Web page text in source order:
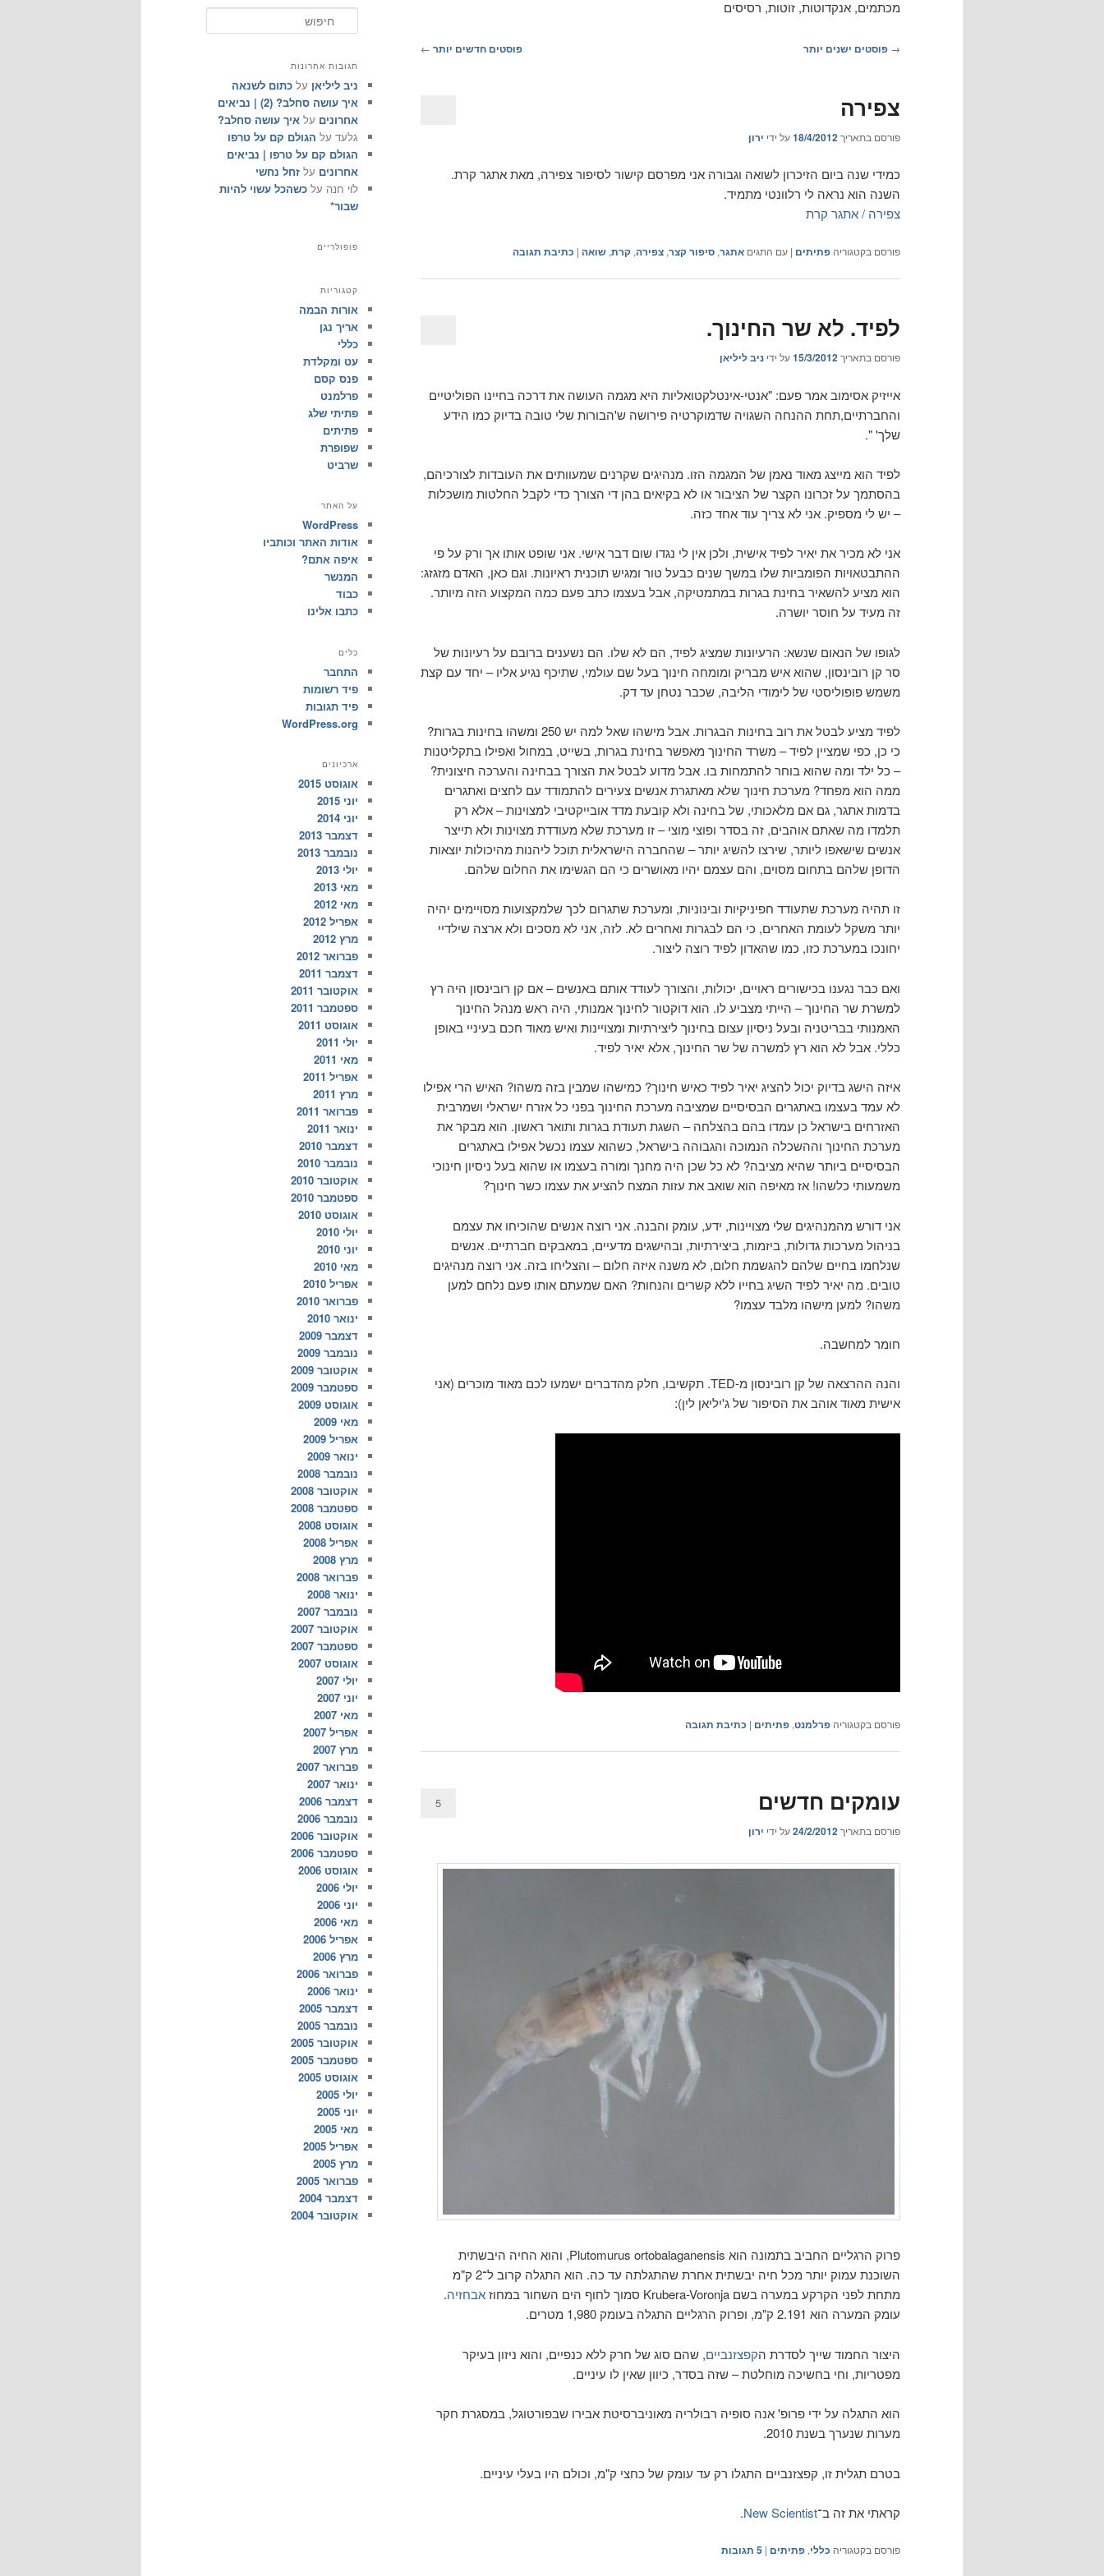
מכתמים, אנקדוטות, זוטות, רסיסים
ניווט
→ פוסטים ישנים יותר פוסטים חדשים יותר ←
צפירה
פורסם בתאריך18/4/2012על ידי ירון
כמידי שנה ביום הזיכרון לשואה וגבורה אני מפרסם קישור לסיפור צפירה, מאת אתגר קרת.
השנה הוא נראה לי רלוונטי מתמיד.
צפירה / אתגר קרת
פורסם בקטגוריה פתיתים | עם התגים אתגר, סיפור קצר, צפירה, קרת, שואה | כתיבת תגובה
לפיד. לא שר החינוך.
פורסם בתאריך15/3/2012על ידי ניב ליליאן
אייזיק אסימוב אמר פעם: "אנטי-אינטלקטואליות היא מגמה העושה את דרכה בחיינו הפוליטיים
והחברתיים,תחת ההנחה השגויה שדמוקרטיה פירושה ש'הבורות שלי טובה בדיוק כמו הידע
שלך' ".
לפיד הוא מייצג מאוד נאמן של המגמה הזו. מנהיגים שקרנים שמעוותים את העובדות לצורכיהם,
בהסתמך על זכרונו הקצר של הציבור או לא בקיאים בהן די הצורך כדי לקבל החלטות מושכלות
– יש לי מספיק. אני לא צריך עוד אחד כזה.
אני לא מכיר את יאיר לפיד אישית, ולכן אין לי נגדו שום דבר אישי. אני שופט אותו אך ורק על פי
ההתבטאויות הפומביות שלו במשך שנים כבעל טור ומגיש תוכנית ראיונות. וגם כאן, האדם מזגזג:
הוא מציע להשאיר בחינת בגרות במתמטיקה, אבל בעצמו כתב פעם כמה המקצוע הזה מיותר.
זה מעיד על חוסר יושרה.
לגופו של הנאום שנשא: הרעיונות שמציג לפיד, הם לא שלו. הם נשענים ברובם על רעיונות של
סר קן רובינסון, שהוא איש מבריק ומומחה חינוך בעל שם עולמי, שתיכף נגיע אליו – יחד עם קצת
משמש פופוליסטי של לימודי הליבה, שכבר נטחן עד דק.
לפיד מציע לבטל את רוב בחינות הבגרות. אבל מישהו שאל למה יש 250 ומשהו בחינות בגרות?
כי כן, כפי שמציין לפיד – משרד החינוך מאפשר בחינת בגרות, בשייט, במחול ואפילו בתקליטנות
– כל ילד ומה שהוא בוחר להתמחות בו. אבל מדוע לבטל את הצורך בבחינה והערכה חיצונית?
ממה הוא מפחד? מערכת חינוך שלא מאתגרת אנשים צעירים להתמודד עם לחצים ואתגרים
בדמות אתגר, גם אם מלאכותי, של בחינה ולא קובעת מדד אובייקטיבי למצוינות – אלא רק
תלמדו מה שאתם אוהבים, זה בסדר ופוצי מוצי – זו מערכת שלא מעודדת מצוינות ולא תייצר
אנשים שישאפו ליותר, שירצו להשיג יותר – שהחברה הישראלית תוכל ליהנות מהיכולות יוצאות
הדופן שלהם בתחום מסוים, והם עצמם יהיו מאושרים כי הם הגשימו את החלום שלהם.
זו תהיה מערכת שתעודד חפיניקיות ובינוניות, ומערכת שתגרום לכך שלמקצועות מסויימים יהיה
יותר משקל לעומת האחרים, כי הם לבגרות ואחרים לא. לזה, אני לא מסכים ולא ארצה שילדיי
יחונכו במערכת כזו, כמו שהאדון לפיד רוצה ליצור.
ואם כבר נגענו בכישורים ראויים, יכולות, והצורך לעודד אותם באנשים – אם קן רובינסון היה רץ
למשרת שר החינוך – הייתי מצביע לו. הוא דוקטור לחינוך אמנותי, היה ראש מנהל החינוך
האמנותי בבריטניה ובעל ניסיון עצום בחינוך ליצירתיות ומצויינות ואיש מאוד חכם בעיניי באופן
כללי. אבל לא הוא רץ למשרה של שר החינוך, אלא יאיר לפיד.
איזה הישג בדיוק יכול להציג יאיר לפיד כאיש חינוך? כמישהו שמבין בזה משהו? האיש הרי אפילו
לא עמד בעצמו באתגרים הבסיסיים שמציבה מערכת החינוך בפני כל אזרח ישראלי ושמרבית
האזרחים בישראל כן עמדו בהם בהצלחה – השגת תעודת בגרות ותואר ראשון. הוא מבקר את
מערכת החינוך וההשכלה הנמוכה והגבוהה בישראל, כשהוא עצמו נכשל אפילו באתגרים
הבסיסיים ביותר שהיא מציבה? לא כל שכן היה מחנך ומורה בעצמו או שהוא בעל ניסיון חינוכי
משמעותי כלשהו! אז מאיפה הוא שואב את עזות המצח להציע את עצמו כשר חינוך?
אני דורש מהמנהיגים שלי מצויינות, ידע, עומק והבנה. אני רוצה אנשים שהוכיחו את עצמם
בניהול מערכות גדולות, ביזמות, ביצירתיות, ובהישגים מדעיים, במאבקים חברתיים. אנשים
שנלחמו בחיים שלהם להגשמת חלום, לא משנה איזה חלום – והצליחו בזה. אני רוצה מנהיגים
טובים. מה יאיר לפיד השיג בחייו ללא קשרים והנחות? האם שמעתם אותו פעם נלחם למען
משהו? למען מישהו מלבד עצמו?
חומר למחשבה.
והנה ההרצאה של קן רובינסון מ-TED. תקשיבו, חלק מהדברים ישמעו לכם מאוד מוכרים (אני
אישית מאוד אוהב את הסיפור של ג'יליאן לין):
פורסם בקטגוריה פרלמנט, פתיתים | כתיבת תגובה
עומקים חדשים
פורסם בתאריך24/2/2012על ידי ירון
5
פרוק הרגליים החביב בתמונה הוא Plutomurus ortobalaganensis, והוא החיה היבשתית
השוכנת עמוק יותר מכל חיה יבשתית אחרת שהתגלתה עד כה. הוא התגלה קרוב ל־2 ק"מ
מתחת לפני הקרקע במערה בשם Krubera-Voronja סמוך לחוף הים השחור במחוז
אבחזיה.
עומק המערה הוא 2.191 ק"מ, ופרוק הרגליים התגלה בעומק 1,980 מטרים.
היצור החמוד שייך לסדרת הקפצזנביים, שהם סוג של חרק ללא כנפיים, והוא ניזון בעיקר
מפטריות, וחי בחשיכה מוחלטת – שזה בסדר, כיוון שאין לו עיניים.
הוא התגלה על ידי פרופ' אנה סופיה רבולריה מאוניברסיטת אבירו שבפורטוגל, במסגרת חקר
מערות שנערך בשנת 2010.
בטרם תגלית זו, קפצזנביים התגלו רק עד עומק של כחצי ק"מ, וכולם היו בעלי עיניים.
קראתי את זה ב־New Scientist
.
פורסם בקטגוריה כללי, פתיתים |
5 תגובות
י
ותגובות אחרונות
ניב ליליאן על כתום לשנאה
איך עושה סחלב? (2) | נביאים
אחרונים על איך עושה סחלב?
גלעד על הגולם קם על טרפו
הגולם קם על טרפו | נביאים
אחרונים על זחל נחשי
לוי חנה על כשהכל עשוי להיות
שבור*
פופולריים
קטגוריות
אורות הבמה
אריך נגן
כללי
עט ומקלדת
פנס קסם
פרלמנט
פתיתי שלג
פתיתים
שפופרת
שרביט
על האתר
WordPress
אודות האתר וכותביו
איפה אתם?
המנשר
כבוד
כתבו אלינו
כלים
התחבר
פיד רשומות
פיד תגובות
WordPress.org
ארכיונים
אוגוסט 2015
יוני 2015
יוני 2014
דצמבר 2013
נובמבר 2013
יולי 2013
מאי 2013
מאי 2012
אפריל 2012
מרץ 2012
פברואר 2012
דצמבר 2011
אוקטובר 2011
ספטמבר 2011
אוגוסט 2011
יולי 2011
מאי 2011
אפריל 2011
מרץ 2011
פברואר 2011
ינואר 2011
דצמבר 2010
נובמבר 2010
אוקטובר 2010
ספטמבר 2010
אוגוסט 2010
יולי 2010
יוני 2010
מאי 2010
אפריל 2010
פברואר 2010
ינואר 2010
דצמבר 2009
נובמבר 2009
אוקטובר 2009
ספטמבר 2009
אוגוסט 2009
מאי 2009
אפריל 2009
ינואר 2009
נובמבר 2008
אוקטובר 2008
ספטמבר 2008
אוגוסט 2008
אפריל 2008
מרץ 2008
פברואר 2008
ינואר 2008
נובמבר 2007
אוקטובר 2007
ספטמבר 2007
אוגוסט 2007
יולי 2007
יוני 2007
מאי 2007
אפריל 2007
מרץ 2007
פברואר 2007
ינואר 2007
דצמבר 2006
נובמבר 2006
אוקטובר 2006
ספטמבר 2006
אוגוסט 2006
יולי 2006
יוני 2006
מאי 2006
אפריל 2006
מרץ 2006
פברואר 2006
ינואר 2006
דצמבר 2005
נובמבר 2005
אוקטובר 2005
ספטמבר 2005
אוגוסט 2005
יולי 2005
יוני 2005
מאי 2005
אפריל 2005
מרץ 2005
פברואר 2005
דצמבר 2004
אוקטובר 2004